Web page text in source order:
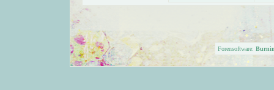
Forensoftware: